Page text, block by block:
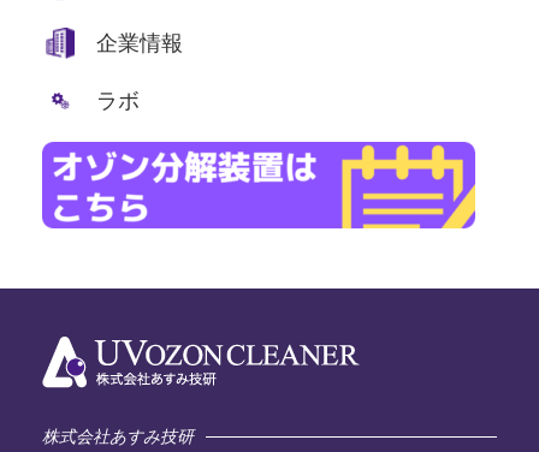
企業情報
ラボ
株式会社あすみ技研